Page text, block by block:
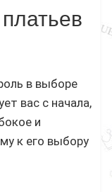
в выборе
вас с начала,
и
к его выбору